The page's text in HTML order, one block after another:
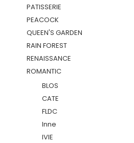
PATISSERIE
PEACOCK
QUEEN'S GARDEN
RAIN FOREST
RENAISSANCE
ROMANTIC
BLOS
CATE
FLDC
Inne
IVIE